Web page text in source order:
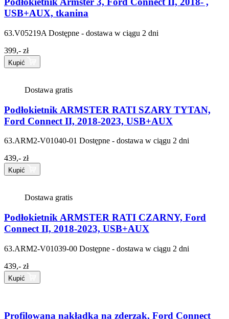
USB+AUX, tkanina
63.V05219A Dostępne - dostawa w ciągu 2 dni
399,- zł
Kupić
Dostawa gratis
Podłokietnik ARMSTER RATI SZARY TYTAN,
Ford Connect II, 2018-2023, USB+AUX
63.ARM2-V01040-01 Dostępne - dostawa w ciągu 2 dni
439,- zł
Kupić
Dostawa gratis
Podłokietnik ARMSTER RATI CZARNY, Ford
Connect II, 2018-2023, USB+AUX
63.ARM2-V01039-00 Dostępne - dostawa w ciągu 2 dni
439,- zł
Kupić
Profilowana nakładka na zderzak, Ford Connect